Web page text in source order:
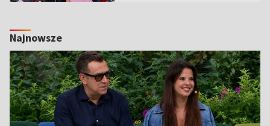
Najnowsze